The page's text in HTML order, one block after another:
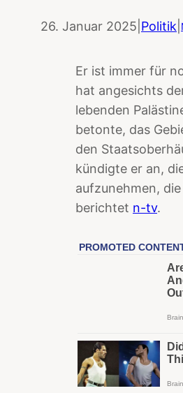
26. Januar 2025 Politik
Er ist immer für
hat angesichts
lebenden
betonte, das
den
kündigte er an,
aufzunehmen,
berichtet n-tv.